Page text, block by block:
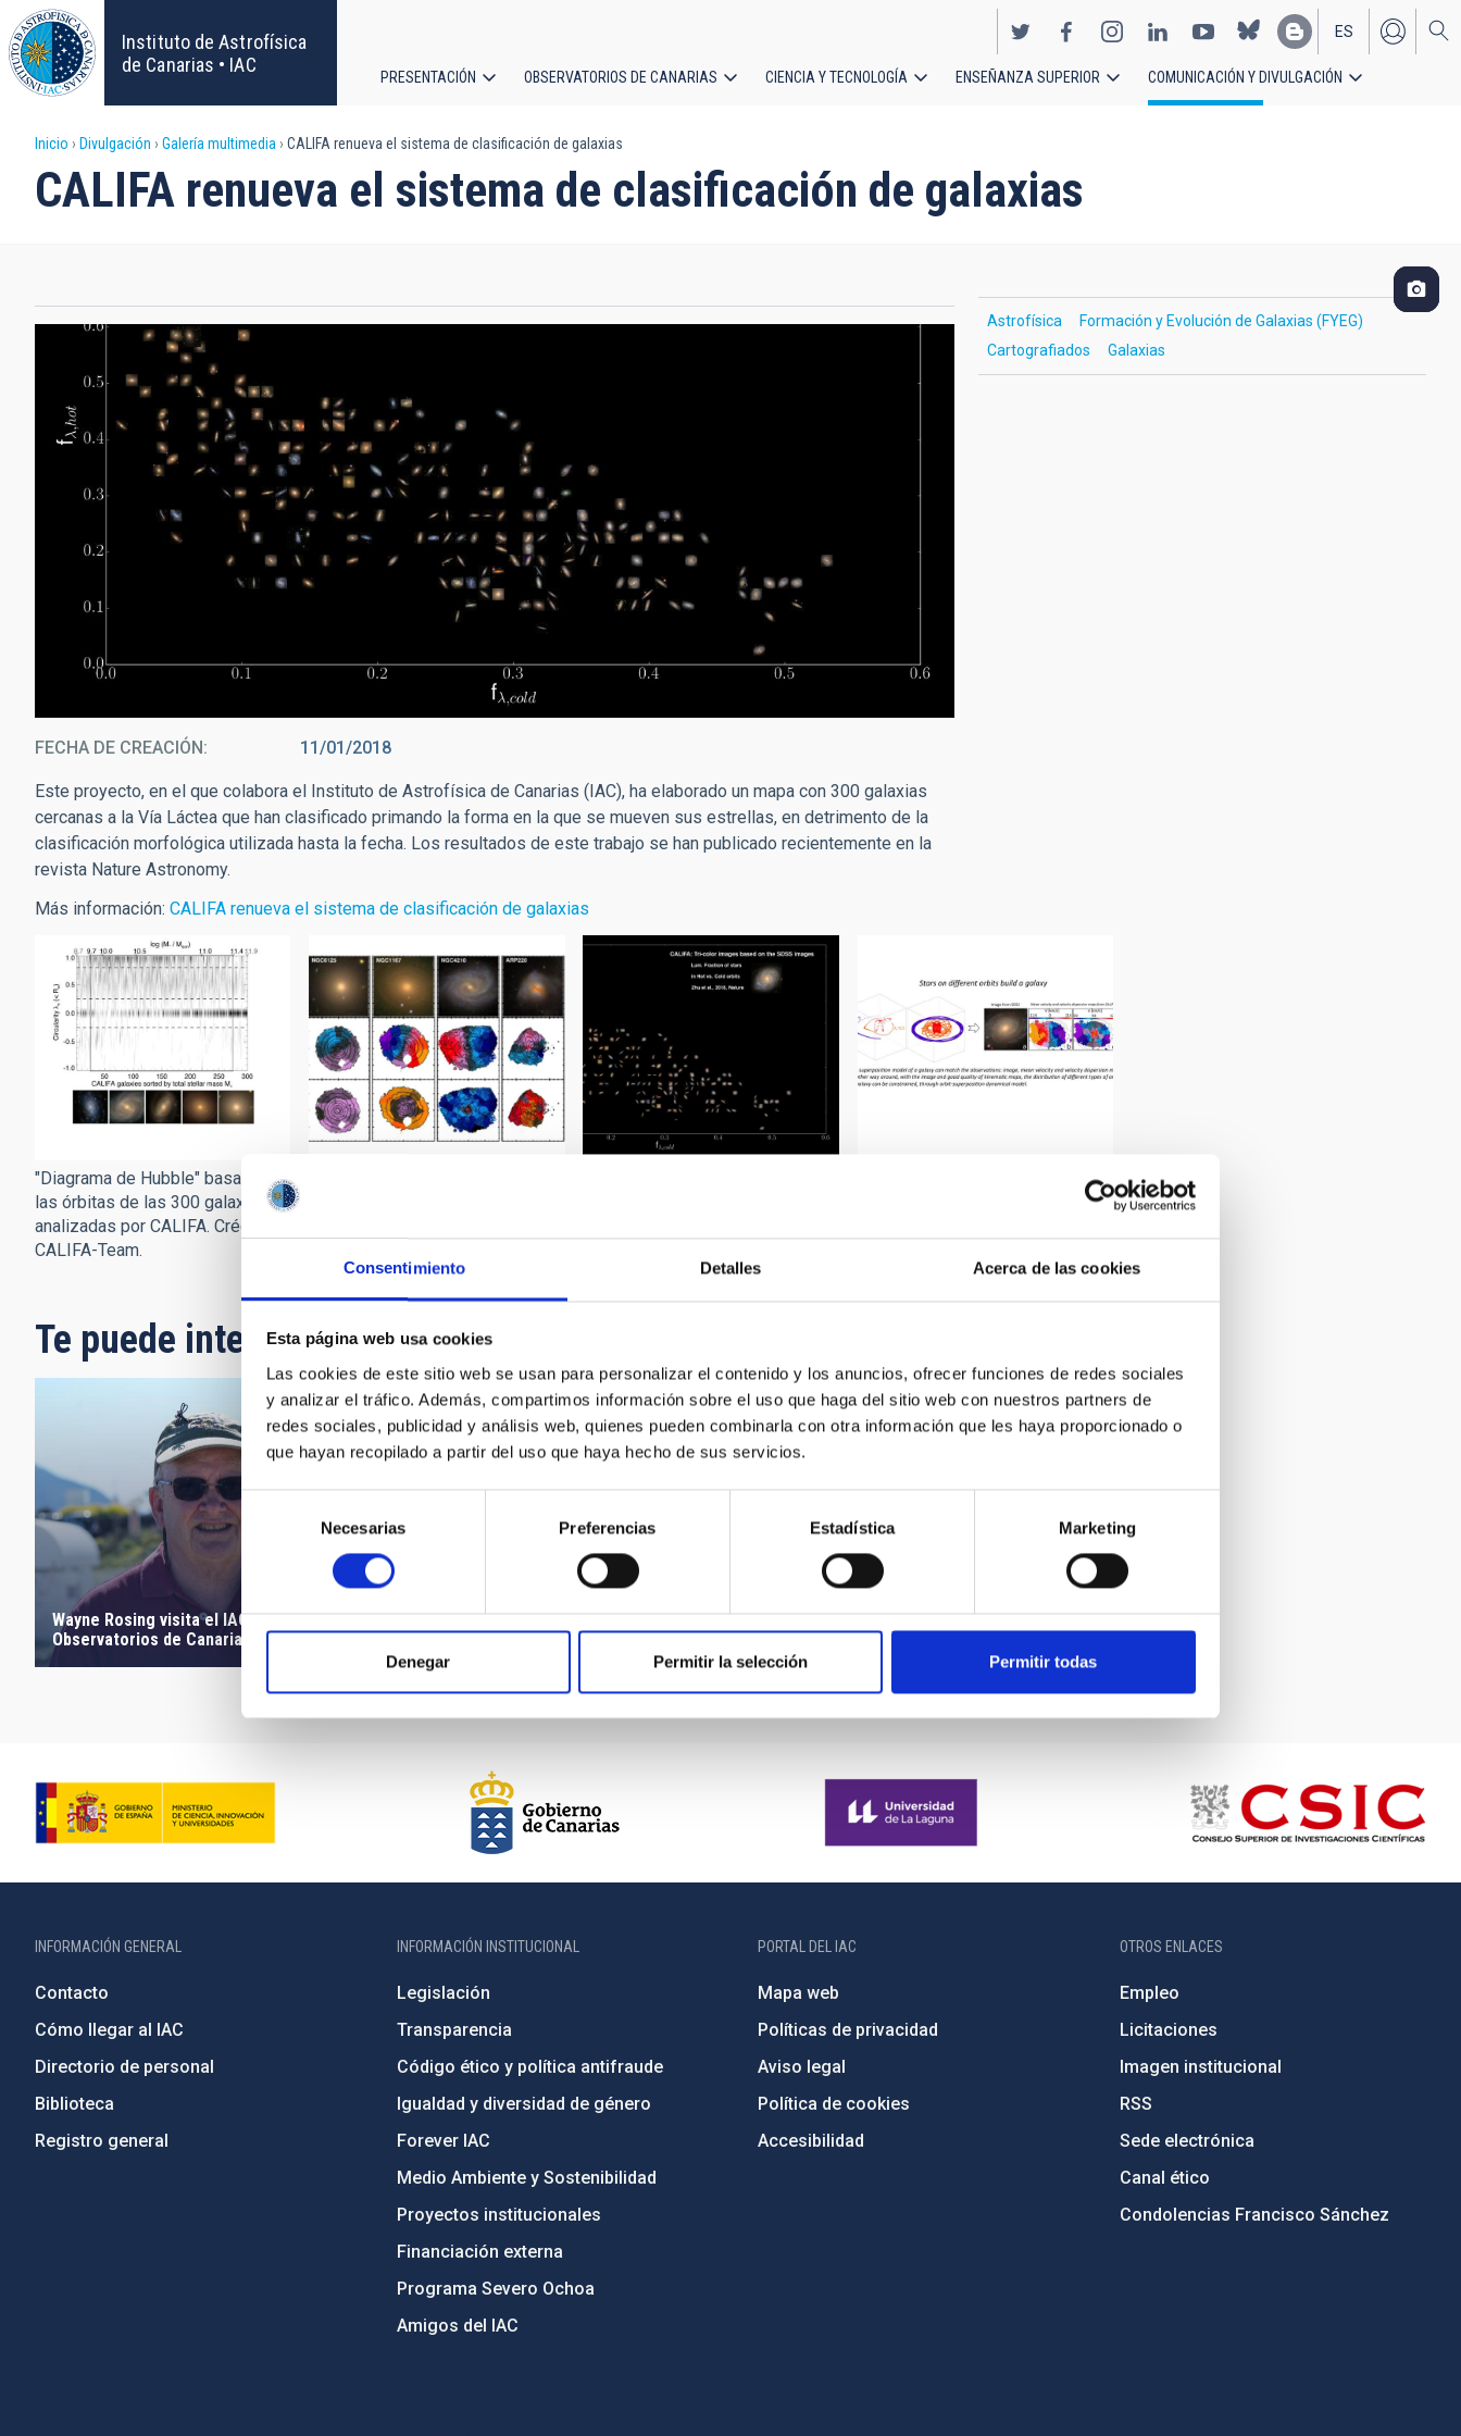
Consentimiento Detalles Acerca de las cookies
Esta página web usa cookies
Las cookies de este sitio web se usan para personalizar el contenido y los anuncios, ofrecer funciones de redes sociales
y analizar el tráfico. Además, compartimos información sobre el uso que haga del sitio web con nuestros partners de
redes sociales, publicidad y análisis web, quienes pueden combinarla con otra información que les haya proporcionado o
que hayan recopilado a partir del uso que haya hecho de sus servicios.
Selección
consentimiento
Necesarias Preferencias Estadística Marketing
Denegar Permitir la selección Permitir todas
Pasar
al
contenido
principal
Instituto de Astrofísica
de Canarias • IAC
EN
ES
principal
PRESENTACIÓN OBSERVATORIOS DE CANARIAS CIENCIA Y TECNOLOGÍA ENSEÑANZA SUPERIOR COMUNICACIÓN Y DIVULGACIÓN
Sobrescribir
enlaces
ayuda
navegación
Inicio Divulgación Galería multimedia CALIFA renueva el sistema de clasificación de galaxias
CALIFA renueva el sistema de clasificación de galaxias
FECHA DE CREACIÓN 11/01/2018
Este proyecto, en el que colabora el Instituto de Astrofísica de Canarias (IAC), ha elaborado un mapa con 300 galaxias
cercanas a la Vía Láctea que han clasificado primando la forma en la que se mueven sus estrellas, en detrimento de la
clasificación morfológica utilizada hasta la fecha. Los resultados de este trabajo se han publicado recientemente en la
revista Nature Astronomy.
Más información: CALIFA renueva el sistema de clasificación de galaxias
Astrofísica
Formación y Evolución de Galaxias (FYEG)
Cartografiados
Galaxias
"Diagrama de Hubble" basado en
las órbitas de las 300 galaxias
analizadas por CALIFA. Crédito:
CALIFA-Team.
Estrellas en diferentes órbitas
Te puede interesar
Wayne Rosing visita el IAC y los
Observatorios de Canarias
Animaciones galaxias
“Impulsando la Astrofísica en España:
50 años de tesis doctorales”
INFORMACIÓN GENERAL
Contacto
Cómo llegar al IAC
Directorio de personal
Biblioteca
Registro general
INFORMACIÓN INSTITUCIONAL
Legislación
Transparencia
Código ético y política antifraude
Igualdad y diversidad de género
Forever IAC
Medio Ambiente y Sostenibilidad
Proyectos institucionales
Financiación externa
Programa Severo Ochoa
Amigos del IAC
PORTAL DEL IAC
Mapa web
Políticas de privacidad
Aviso legal
Política de cookies
Accesibilidad
OTROS ENLACES
Empleo
Licitaciones
Imagen institucional
RSS
Sede electrónica
Canal ético
Condolencias Francisco Sánchez